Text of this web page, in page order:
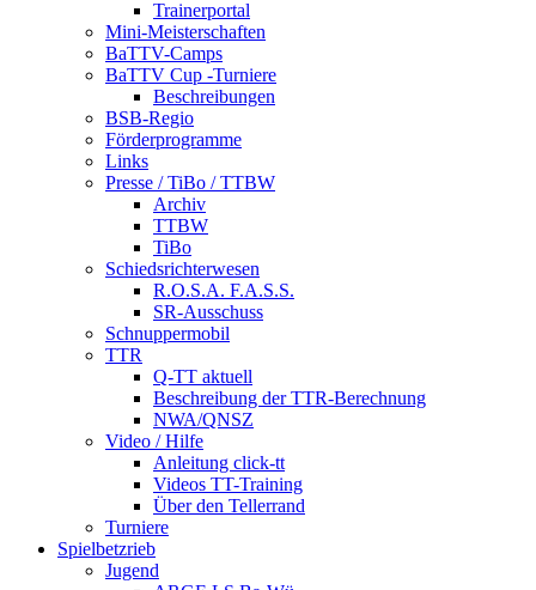
Trainerportal
Mini-Meisterschaften
BaTTV-Camps
BaTTV Cup -Turniere
Beschreibungen
BSB-Regio
Förderprogramme
Links
Presse / TiBo / TTBW
Archiv
TTBW
TiBo
Schiedsrichterwesen
R.O.S.A. F.A.S.S.
SR-Ausschuss
Schnuppermobil
TTR
Q-TT aktuell
Beschreibung der TTR-Berechnung
NWA/QNSZ
Video / Hilfe
Anleitung click-tt
Videos TT-Training
Über den Tellerrand
Turniere
Spielbetzrieb
Jugend